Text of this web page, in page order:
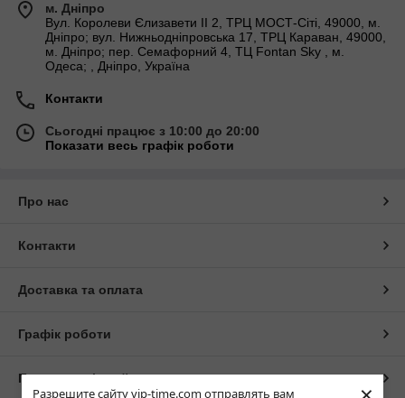
Разрешите сайту vip-time.com отправлять вам
м. Дніпро
Вул. Королеви Єлизавети ІІ 2, ТРЦ МОСТ-Сіті, 49000, м.
Дніпро; вул. Нижньодніпровська 17, ТРЦ Караван, 49000,
м. Дніпро; пер. Семафорний 4, ТЦ Fontan Sky , м.
Одеса; , Дніпро, Україна
Контакти
Сьогодні працює з 10:00 до 20:00
Показати весь графік роботи
Про нас
Контакти
Доставка та оплата
Графік роботи
Повна версія сайту